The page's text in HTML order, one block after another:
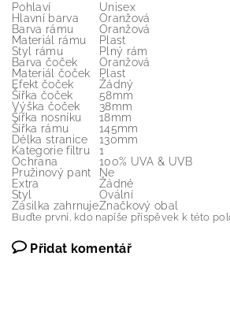
Pohlaví
Unisex
Hlavní barva
Oranžová
Barva rámu
Oranžová
Materiál rámu
Plast
Styl rámu
Plný rám
Barva čoček
Oranžová
Materiál čoček
Plast
Efekt čoček
Žádný
Šířka čoček
58mm
Výška čoček
38mm
Šířka nosníku
18mm
Šířka rámu
145mm
Délka stranice
130mm
Kategorie filtru
1
Ochrana
100% UVA & UVB
Pružinový pant
Ne
Extra
Žádné
Styl
Ovální
Zásilka zahrnujeZnačkový obal
Buďte první, kdo napíše příspěvek k této
Přidat komentář